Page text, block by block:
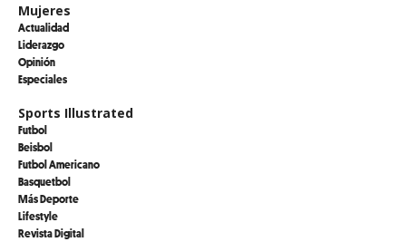
Mujeres
Actualidad
Liderazgo
Opinión
Especiales
Sports Illustrated
Futbol
Beisbol
Futbol Americano
Basquetbol
Más Deporte
Lifestyle
Revista Digital